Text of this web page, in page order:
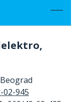
02-945